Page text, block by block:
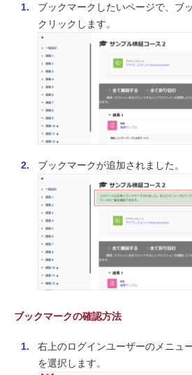
ブックマークしたいページで、ブ
クリックします。
ブックマークが追加されました。
ブックマークの確認方法
右上のログインユーザーのメニュ
を選択します。